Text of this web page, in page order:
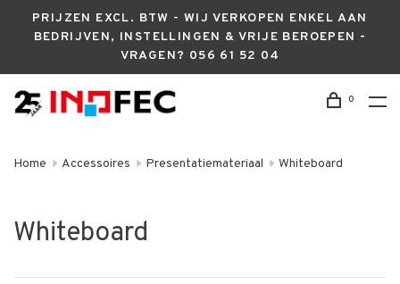
PRIJZEN EXCL. BTW - WIJ VERKOPEN ENKEL AAN
BEDRIJVEN, INSTELLINGEN & VRIJE BEROEPEN -
VRAGEN? 056 61 52 04
0
Home Accessoires Presentatiemateriaal Whiteboard
Whiteboard